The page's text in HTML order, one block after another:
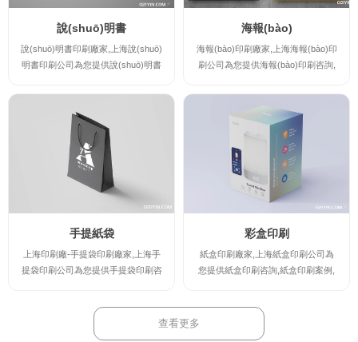
說(shuō)明書
說(shuō)明書印刷廠家,上海說(shuō)
明書印刷公司為您提供說(shuō)明書
(shuō)明書印刷規(guī)格及說(shuō)
明書印刷報(bào)價(jià),讓您實(shí)
時(shí)了解說(shuō)明書印刷廠家的
最新規(guī)格及報(bào)價(jià),并提
供說(shuō)明書印刷時(shí)的注意事
項(xiàng),印刷出讓您滿意的高檔說
(shuō)明書印刷產(chǎn)品。
海報(bào)
海報(bào)印刷廠家,上海海報(bào)印
刷公司為您提供海報(bào)印刷咨詢,
(guī)格及海報(bào)印刷報(bào)價(ji
à),讓您實(shí)時(shí)了解海報(bào)
印刷廠家的最新規(guī)格及報(bào)
價(jià),并提供海報(bào)印刷時(shí)
的注意事項(xiàng),印刷出讓您滿意
的高檔海報(bào)印刷產(chǎn)品。
手提紙袋
上海印刷廠-手提袋印刷廠家,上海手
提袋印刷公司為您提供手提袋印刷咨
實(shí)時(shí)了解手提袋印刷廠家
的最新規(guī)格及報(bào)價(jià),并
彩盒印刷
紙盒印刷廠家,上海紙盒印刷公司為
您提供紙盒印刷咨詢,紙盒印刷案例,
印刷廠家的最新規(guī)格及報(bào)
價(jià),并提供紙盒印刷時(shí)的注意
查看更多